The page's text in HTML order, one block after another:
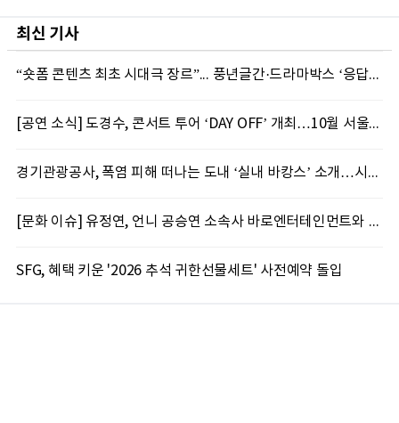
최신 기사
“숏폼 콘텐츠 최초 시대극 장르”... 풍년글간·드라마박스 ‘응답하라, 복희!’ 제작 확정
[공연 소식] 도경수, 콘서트 투어 ‘DAY OFF’ 개최…10월 서울서 포문
경기관광공사, 폭염 피해 떠나는 도내 ‘실내 바캉스’ 소개…시원한 여행지 6선 선정
[문화 이슈] 유정연, 언니 공승연 소속사 바로엔터테인먼트와 전속계약
SFG, 혜택 키운 '2026 추석 귀한선물세트' 사전예약 돌입